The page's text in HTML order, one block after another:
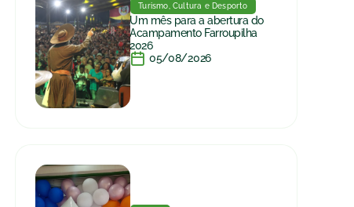
Turismo, Cultura e Desporto
Um mês para a abertura do
Acampamento Farroupilha
2026
05/08/2026